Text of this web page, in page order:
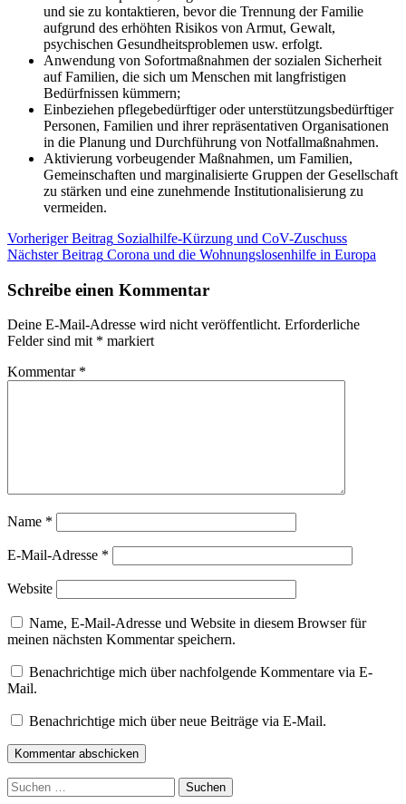
und sie zu kontaktieren, bevor die Trennung der Familie
aufgrund des erhöhten Risikos von Armut, Gewalt,
psychischen Gesundheitsproblemen usw. erfolgt.
Anwendung von Sofortmaßnahmen der sozialen Sicherheit
auf Familien, die sich um Menschen mit langfristigen
Bedürfnissen kümmern;
Einbeziehen pflegebedürftiger oder unterstützungsbedürftiger
Personen, Familien und ihrer repräsentativen Organisationen
in die Planung und Durchführung von Notfallmaßnahmen.
Aktivierung vorbeugender Maßnahmen, um Familien,
Gemeinschaften und marginalisierte Gruppen der Gesellschaft
zu stärken und eine zunehmende Institutionalisierung zu
vermeiden.
Kategorie:
Blog
Verschlagwortet:
BAWOEUFeantsa
Beitragsnavigation
Vorheriger Beitrag Sozialhilfe-Kürzung und CoV-Zuschuss
Nächster Beitrag Corona und die Wohnungslosenhilfe in Europa
Schreibe einen Kommentar
Deine E-Mail-Adresse wird nicht veröffentlicht. Erforderliche
Felder sind mit * markiert
Kommentar *
Name *
E-Mail-Adresse *
Website
Name, E-Mail-Adresse und Website in diesem Browser für
meinen nächsten Kommentar speichern.
Benachrichtige mich über nachfolgende Kommentare via E-
Mail.
Benachrichtige mich über neue Beiträge via E-Mail.
Kommentar abschicken
Suchen